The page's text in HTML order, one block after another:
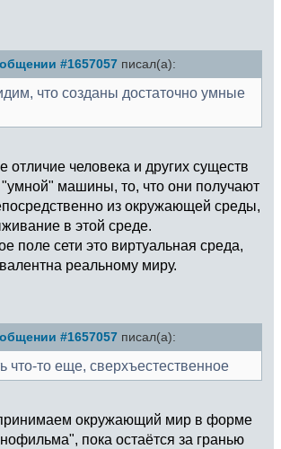
#1657057 писал(а):
что созданы достаточно умные
отличие человека и других существ
машины, то, что они получают
из окружающей среды,
в этой среде.
поле сети это виртуальная среда,
реальному миру.
#1657057 писал(а):
что-то еще, сверхъестественное
окружающий мир в форме
пока остаётся за гранью